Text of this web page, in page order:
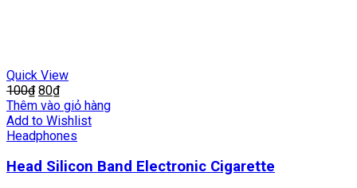
Quick View
100₫ 80₫
Thêm vào giỏ hàng
Add to Wishlist
Headphones
Head Silicon Band Electronic Cigarette